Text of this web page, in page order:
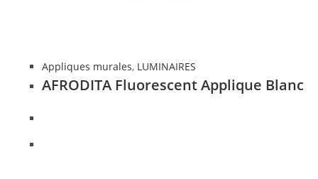
Appliques murales, LUMINAIRES
AFRODITA Fluorescent Applique Blanc